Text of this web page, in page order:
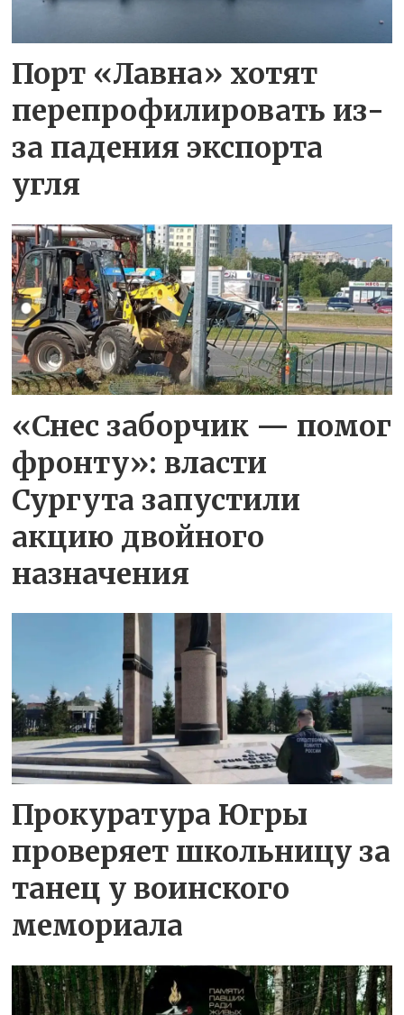
Порт «Лавна» хотят
перепрофилировать из-
за падения экспорта
угля
«Снес заборчик — помог
фронту»: власти
Сургута запустили
акцию двойного
назначения
Прокуратура Югры
проверяет школьницу за
танец у воинского
мемориала